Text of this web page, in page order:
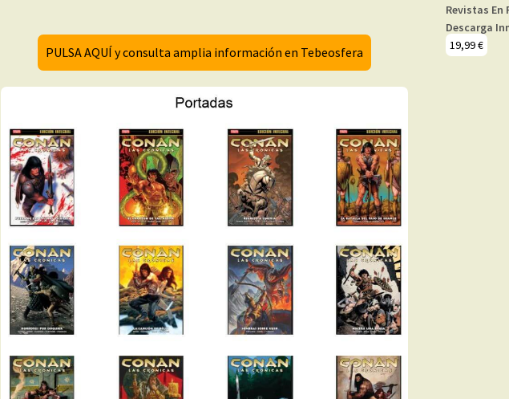
PULSA AQUÍ y consulta amplia información en Tebeosfera
Revistas En
Descarga
19,99€